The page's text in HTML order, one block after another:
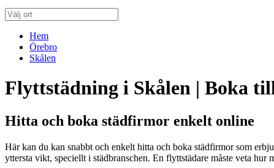
Hem
Örebro
Skålen
Flyttstädning i Skålen | Boka
Hitta och boka städfirmor enkelt online
Här kan du kan snabbt och enkelt hitta och boka städfirmor som
yttersta vikt, speciellt i städbranschen. En flyttstädare måste veta